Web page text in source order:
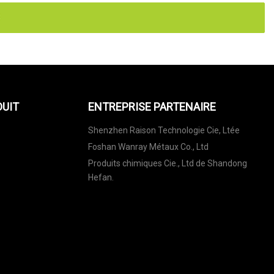
ENTREPRISE PARTENAIRE
Shenzhen Raison Technologie Cie, Ltée
Foshan Wanray Métaux Co., Ltd
Produits chimiques Cie., Ltd de Shandong
Hefan.